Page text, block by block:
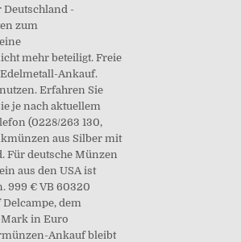
-
zum
mehr beteiligt. Freie
Ankauf.
Erfahren Sie
je nach aktuellem
(0228/263 130,
aus Silber mit
Für deutsche Münzen
aus den USA ist
999 € VB 60320
dem
in Euro
Ankauf bleibt